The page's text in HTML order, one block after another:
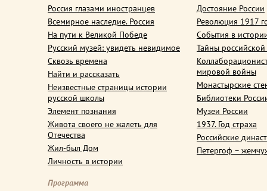
Россия глазами иностранцев
Всемирное наследие. Россия
На пути к Великой Победе
Русский музей: увидеть невидимое
Сквозь времена
Найти и рассказать
Неизвестные страницы истории
русской школы
Элемент познания
Живота своего не жалеть для
Отечества
Жил-был Дом
Личность в истории
Достояние России
Революция 1917
События в
Тайны
мировой войны
Монастырские
Библиотеки
Музеи России
1937. Год страха
Российские
Петергоф –
Программа